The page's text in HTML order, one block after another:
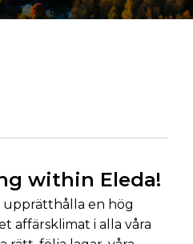
within Eleda!
upprätthålla en hög
affärsklimat i alla våra